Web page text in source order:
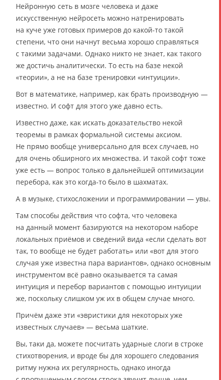
Нейронную сеть в мозге человека и даже
искусственную нейросеть можно натренировать
на куче уже готовых примеров до какой-то такой
степени, что они начнут весьма хорошо справляться
с такими задачами. Однако никто не знает, как такого
же достичь аналитически. То есть на базе некой
«теории», а не на базе тренировки «интуиции».
Вот в математике, например, как брать производную —
известно. И софт для этого уже давно есть.
Известно даже, как искать доказательство некой
теоремы в рамках формальной системы аксиом.
Не прямо вообще универсально для всех случаев, но
для очень обширного их множества. И такой софт тоже
уже есть — вопрос только в дальнейшей оптимизации
перебора, как это когда-то было в шахматах.
А в музыке, стихосложении и программировании — увы.
Там способы действия что софта, что человека
на данный момент базируются на некотором наборе
локальных приёмов и сведений вида «если сделать вот
так, то вообще не будет работать» или «вот для этого
случая уже известна пара вариантов», однако основным
инструментом всё равно оказывается та самая
интуиция и перебор вариантов с помощью интуиции
же, поскольку слишком уж их в общем случае много.
Причём даже эти «эвристики для некоторых уже
известных случаев» — весьма шаткие.
Вы, таки да, можете посчитать ударные слоги в строке
стихотворения, и вроде бы для хорошего следования
ритму нужна их регулярность, однако иногда